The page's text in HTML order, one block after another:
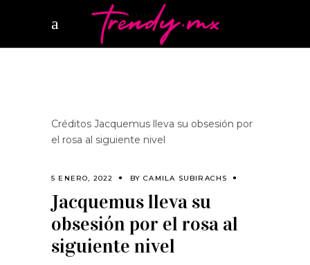
Créditos Jacquemus lleva su obsesión por
el rosa al siguiente nivel
5 ENERO, 2022 BYCAMILA SUBIRACHS
Jacquemus lleva su
obsesión por el rosa al
siguiente nivel